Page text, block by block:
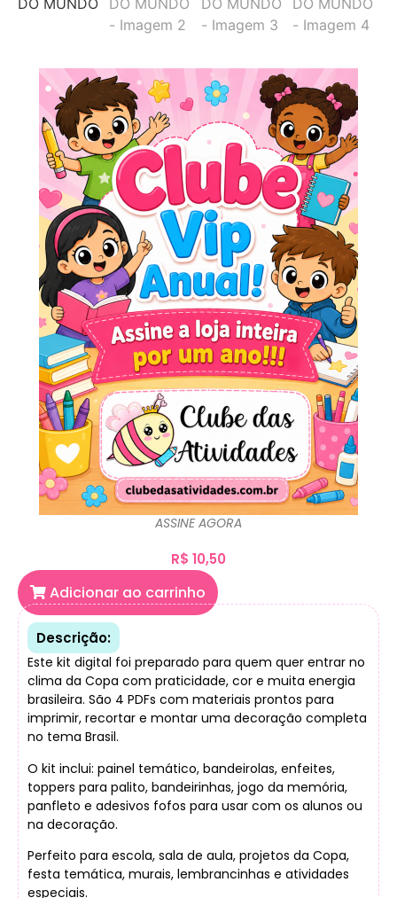
ASSINE AGORA
R$ 10,50
Adicionar ao carrinho
Descrição:
Este kit digital foi preparado para quem quer entrar no
clima da Copa com praticidade, cor e muita energia
brasileira. São 4 PDFs com materiais prontos para
imprimir, recortar e montar uma decoração completa
no tema Brasil.
O kit inclui: painel temático, bandeirolas, enfeites,
toppers para palito, bandeirinhas, jogo da memória,
panfleto e adesivos fofos para usar com os alunos ou
na decoração.
Perfeito para escola, sala de aula, projetos da Copa,
festa temática, murais, lembrancinhas e atividades
especiais.